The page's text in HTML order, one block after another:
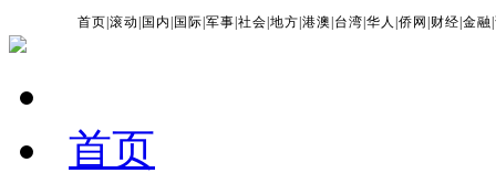
首页 |滚动 国内 国际 |军事 |社会 |地方 |港澳 台湾 |华人 |侨网 财经 |金融 |
首页